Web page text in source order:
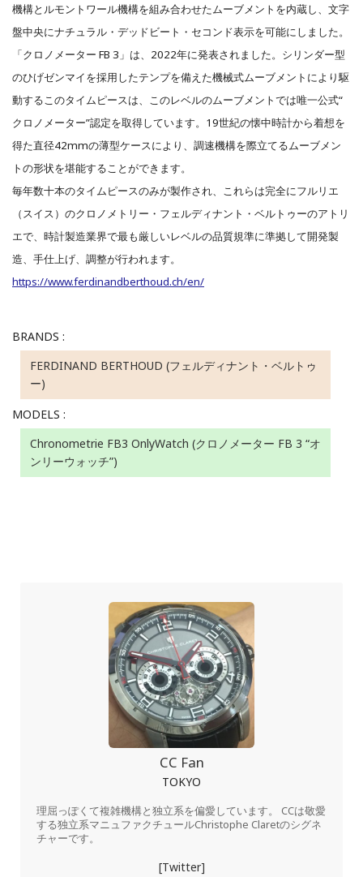
機構とルモントワール機構を組み合わせたムーブメントを内蔵し、文字
盤中央にナチュラル・デッドビート・セコンド表示を可能にしました。
「クロノメーター FB 3」は、2022年に発表されました。シリンダー型
のひげゼンマイを採用したテンプを備えた機械式ムーブメントにより駆
動するこのタイムピースは、このレベルのムーブメントでは唯一公式“
クロノメーター”認定を取得しています。19世紀の懐中時計から着想を
得た直径42mmの薄型ケースにより、調速機構を際立てるムーブメン
トの形状を堪能することができます。
毎年数十本のタイムピースのみが製作され、これらは完全にフルリエ
（スイス）のクロノメトリー・フェルディナント・ベルトゥーのアトリ
エで、時計製造業界で最も厳しいレベルの品質規準に準拠して開発製
造、手仕上げ、調整が行われます。
https://www.ferdinandberthoud.ch/en/
BRANDS :
FERDINAND BERTHOUD (フェルディナント・ベルトゥ
ー)
MODELS :
Chronometrie FB3 OnlyWatch (クロノメーター FB 3 “オ
ンリーウォッチ”)
CC Fan
TOKYO
理屈っぽくて複雑機構と独立系を偏愛しています。 CCは敬愛
する独立系マニュファクチュールChristophe Claretのシグネ
チャーです。
[Twitter]